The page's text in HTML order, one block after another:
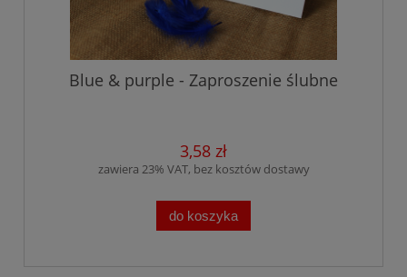
Blue & purple - Zaproszenie ślubne
3,58 zł
zawiera 23% VAT, bez kosztów dostawy
do koszyka